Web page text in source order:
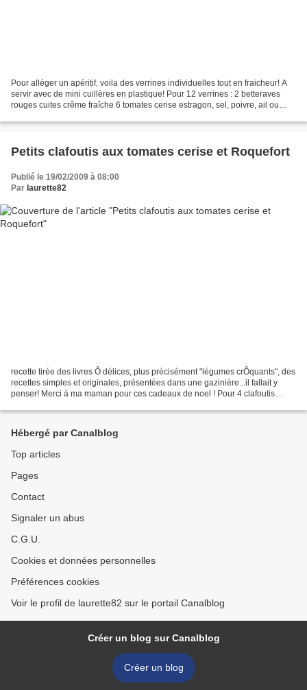
Pour alléger un apéritif, voila des verrines individuelles tout en fraicheur! A
servir avec de mini cuillères en plastique! Pour 12 verrines : 2 betteraves
rouges cuites crême fraîche 6 tomates cerise estragon, sel, poivre, ail ou
Petits clafoutis aux tomates cerise et Roquefort
Publié le 19/02/2009 à 08:00
Par laurette82
recette tirée des livres Ô délices, plus précisément "légumes crÔquants", des
recettes simples et originales, présentées dans une gazinière...il fallait y
penser! Merci à ma maman pour ces cadeaux de noel ! Pour 4 clafoutis
Hébergé par Canalblog
Top articles
Pages
Contact
Signaler un abus
C.G.U.
Cookies et données personnelles
Préférences cookies
Voir le profil de laurette82 sur le portail Canalblog
Créer un blog sur Canalblog
Créer un blog